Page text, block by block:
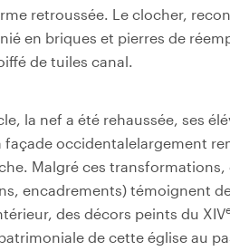
retroussée. Le clocher,
en briques et pierres de
de tuiles canal.
la nef a été rehaussée, ses
occidentalelargement
Malgré ces
encadrements) témoignent
des décors peints du XIV
de cette église au